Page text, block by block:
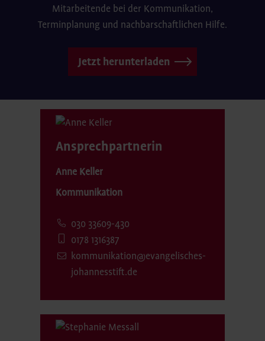
Mitarbeitende bei der Kommunikation,
Terminplanung und nachbarschaftlichen Hilfe.
Jetzt herunterladen
Ansprechpartnerin
Anne Keller
Kommunikation
030 33609-430
0178 1316387
kommunikation@evangelisches-
johannesstift.de